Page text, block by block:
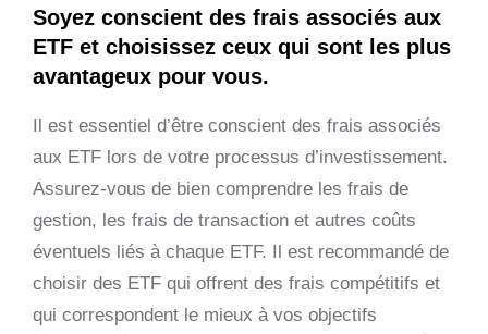
Soyez conscient des frais associés aux
ETF et choisissez ceux qui sont les plus
avantageux pour vous.
Il est essentiel d’être conscient des frais associés
aux ETF lors de votre processus d’investissement.
Assurez-vous de bien comprendre les frais de
gestion, les frais de transaction et autres coûts
éventuels liés à chaque ETF. Il est recommandé de
choisir des ETF qui offrent des frais compétitifs et
qui correspondent le mieux à vos objectifs